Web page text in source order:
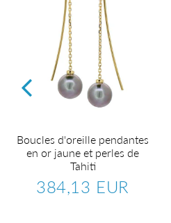
Boucles d'oreille pendantes
en or jaune et perles de
Tahiti
Prix
384,13 EUR